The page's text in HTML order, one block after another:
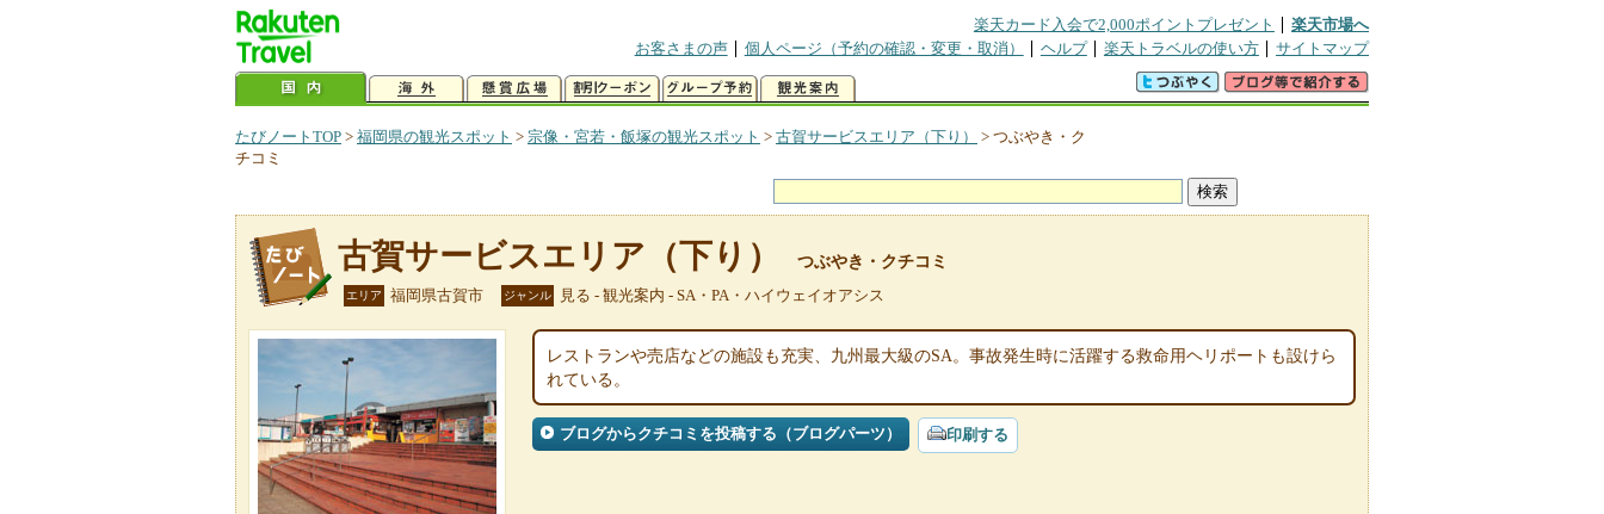
楽天カード入会で2,000ポイントプレゼント
楽天市場へ
お客さまの声
個人ページ（予約の確認・変更・取消） ヘルプ 楽天トラベルの使い方 サイトマップ
たびノートTOP > 福岡県の観光スポット > 宗像・宮若・飯塚の観光スポット > 古賀サービスエリア（下り） > つぶやき・ク
チコミ
古賀サービスエリア（下り） つぶやき・クチコミ
エリア 福岡県古賀市 ジャンル 見る - 観光案内 - SA・PA・ハイウェイオアシス
レストランや売店などの施設も充実、九州最大級のSA。事故発生時に活躍する救命用ヘリポートも設けら
れている。
ブログからクチコミを投稿する（ブログパーツ） 印刷する